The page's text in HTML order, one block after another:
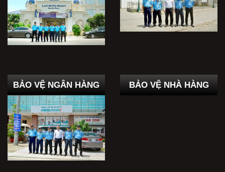
BẢO VỆ NGÂN HÀNG BẢO VỆ NHÀ HÀNG